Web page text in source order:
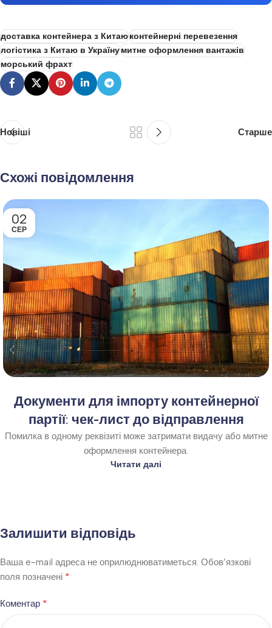
доставка контейнера з Китаюконтейнерні перевезення
логістика з Китаю в Українумитне оформлення вантажів
морський фрахт
Новіші Старше
Схожі повідомлення
02
СЕР
Документи для імпорту контейнерної
партії: чек-лист до відправлення
Помилка в одному реквізиті може затримати видачу або митне
оформлення контейнера.
Читати далі
Залишити відповідь
Ваша e-mail адреса не оприлюднюватиметься. Обов’язкові
поля позначені *
Коментар *